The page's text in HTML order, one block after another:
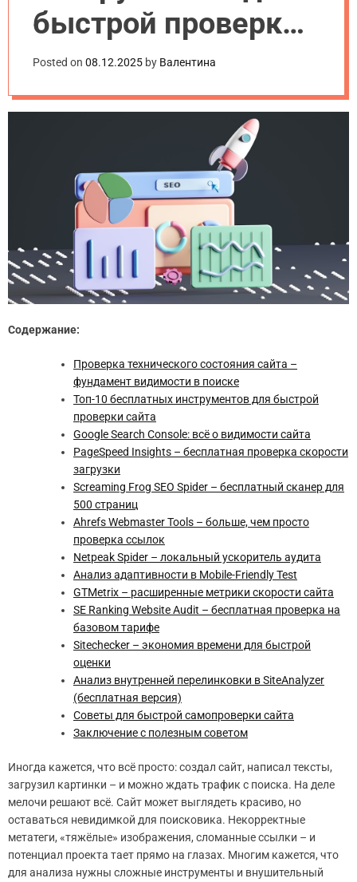
быстрой проверки
SEO на сайте (2025)
Posted on 08.12.2025 by Валентина
Содержание:
Проверка технического состояния сайта –
фундамент видимости в поиске
Топ-10 бесплатных инструментов для быстрой
проверки сайта
Google Search Console: всё о видимости сайта
PageSpeed Insights – бесплатная проверка скорости
загрузки
Screaming Frog SEO Spider – бесплатный сканер для
500 страниц
Ahrefs Webmaster Tools – больше, чем просто
проверка ссылок
Netpeak Spider – локальный ускоритель аудита
Анализ адаптивности в Mobile-Friendly Test
GTMetrix – расширенные метрики скорости сайта
SE Ranking Website Audit – бесплатная проверка на
базовом тарифе
Sitechecker – экономия времени для быстрой
оценки
Анализ внутренней перелинковки в SiteAnalyzer
(бесплатная версия)
Советы для быстрой самопроверки сайта
Заключение с полезным советом
Иногда кажется, что всё просто: создал сайт, написал тексты,
загрузил картинки – и можно ждать трафик с поиска. На деле
мелочи решают всё. Сайт может выглядеть красиво, но
оставаться невидимкой для поисковика. Некорректные
метатеги, «тяжёлые» изображения, сломанные ссылки – и
потенциал проекта тает прямо на глазах. Многим кажется, что
для анализа нужны сложные инструменты и внушительный